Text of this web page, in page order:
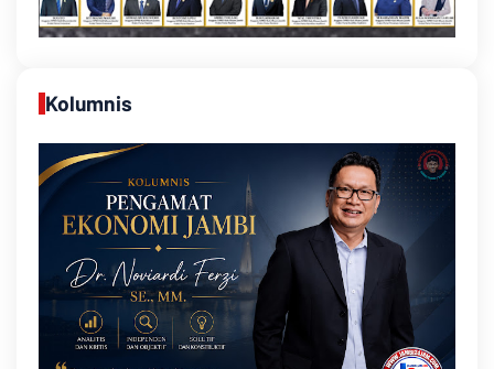
Kolumnis